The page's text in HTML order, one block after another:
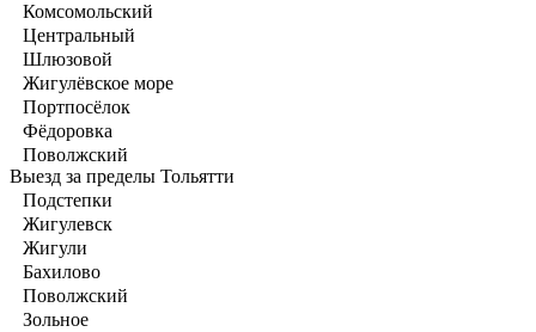
Комсомольский
Центральный
Шлюзовой
Жигулёвское море
Портпосёлок
Фёдоровка
Поволжский
Выезд за пределы Тольятти
Подстепки
Жигулевск
Жигули
Бахилово
Поволжский
Зольное